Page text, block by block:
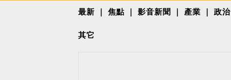
最新 焦點 影音新聞 產業 政治
其它